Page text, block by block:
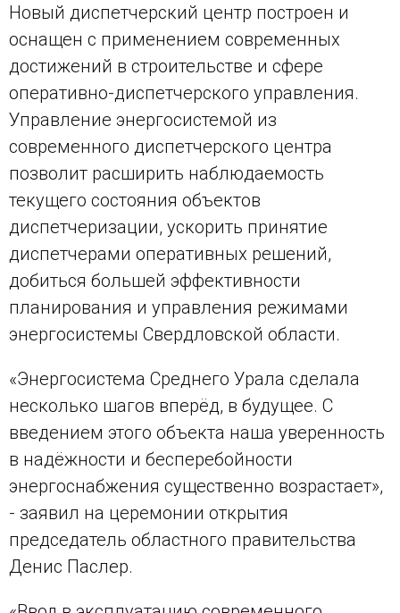
Новый диспетчерский центр построен и
оснащен с применением современных
достижений в строительстве и сфере
оперативно-диспетчерского управления.
Управление энергосистемой из
современного диспетчерского центра
позволит расширить наблюдаемость
текущего состояния объектов
диспетчеризации, ускорить принятие
диспетчерами оперативных решений,
добиться большей эффективности
планирования и управления режимами
энергосистемы Свердловской области.
«Энергосистема Среднего Урала сделала
несколько шагов вперёд, в будущее. С
введением этого объекта наша уверенность
в надёжности и бесперебойности
энергоснабжения существенно возрастает»,
- заявил на церемонии открытия
председатель областного правительства
Денис Паслер.